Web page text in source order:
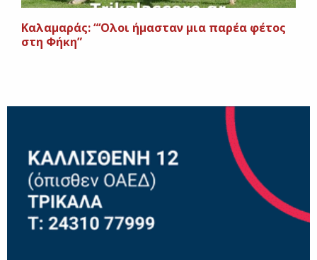
Καλαμαράς: “‘Ολοι ήμασταν μια παρέα φέτος
στη Φήκη”